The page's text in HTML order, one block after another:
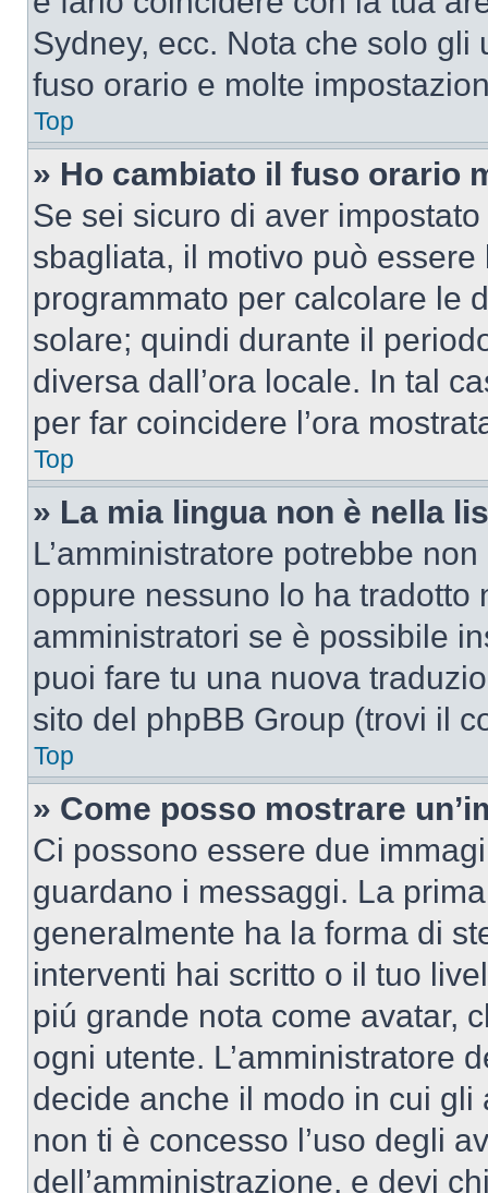
Sydney, ecc. Nota che solo
fuso orario e molte
Top
» Ho cambiato il fuso orario
Se sei sicuro di aver
sbagliata, il motivo può essere
programmato per calcolare le
solare; quindi durante il
diversa dall’ora locale. In tal
per far coincidere l’ora
Top
» La mia lingua non è nella
L’amministratore potrebbe
oppure nessuno lo ha
amministratori se è possibile
puoi fare tu una nuova
sito del phpBB Group (trovi il
Top
» Come posso mostrare
Ci possono essere due
guardano i messaggi. La
generalmente ha la forma di
interventi hai scritto o il tuo
piú grande nota come avatar,
ogni utente. L’amministratore
decide anche il modo in cui
non ti è concesso l’uso degli
dell’amministrazione, e devi